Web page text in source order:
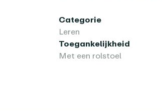
Categorie
Leren
Toegankelijkheid
Met een rolstoel